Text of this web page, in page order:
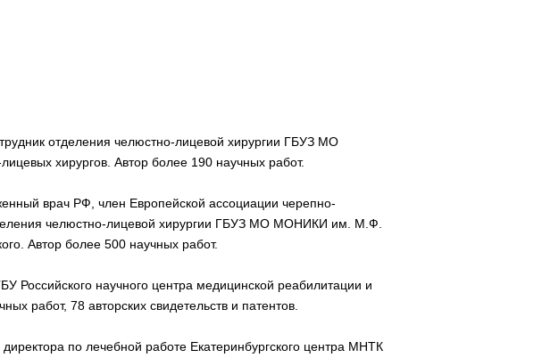
отделения челюстно-лицевой хирургии ГБУЗ МО
хирургов. Автор более 190 научных работ.
врач РФ, член Европейской ассоциации черепно-
челюстно-лицевой хирургии ГБУЗ МО МОНИКИ им. М.Ф.
Автор более 500 научных работ.
научного центра медицинской реабилитации и
работ, 78 авторских свидетельств и патентов.
по лечебной работе Екатеринбургского центра МНТК